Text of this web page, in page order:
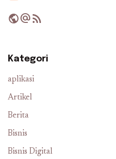
publicalternate_emailrss_feed
Kategori
aplikasi
Artikel
Berita
Bisnis
Bisnis Digital